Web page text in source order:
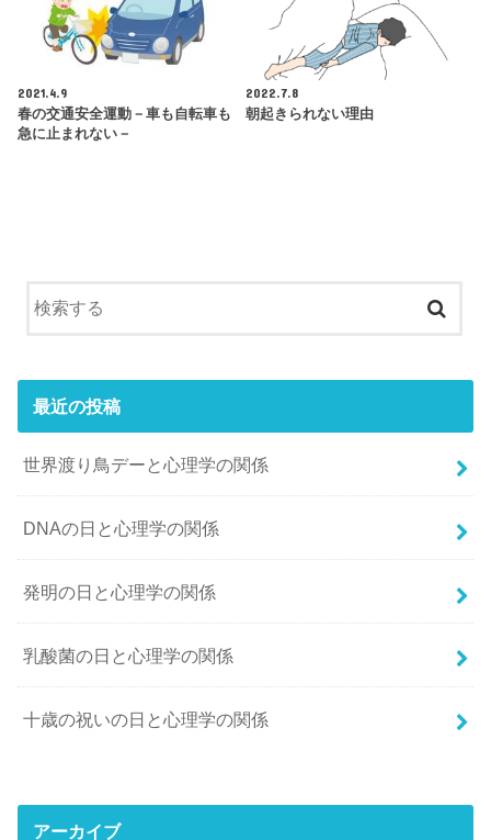
2021.4.9
春の交通安全運動－車も自転車も
急に止まれない－
2022.7.8
朝起きられない理由
最近の投稿
世界渡り鳥デーと心理学の関係
DNAの日と心理学の関係
発明の日と心理学の関係
乳酸菌の日と心理学の関係
十歳の祝いの日と心理学の関係
アーカイブ